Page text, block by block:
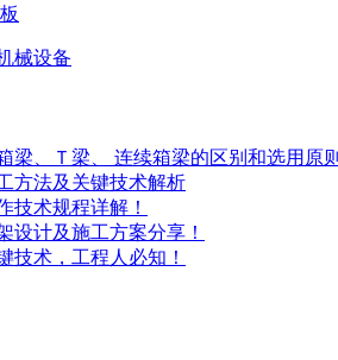
械设备
梁、Ｔ梁、 连续箱梁的区别和选用原
方法及关键技术解析
技术规程详解！
设计及施工方案分享！
技术，工程人必知！